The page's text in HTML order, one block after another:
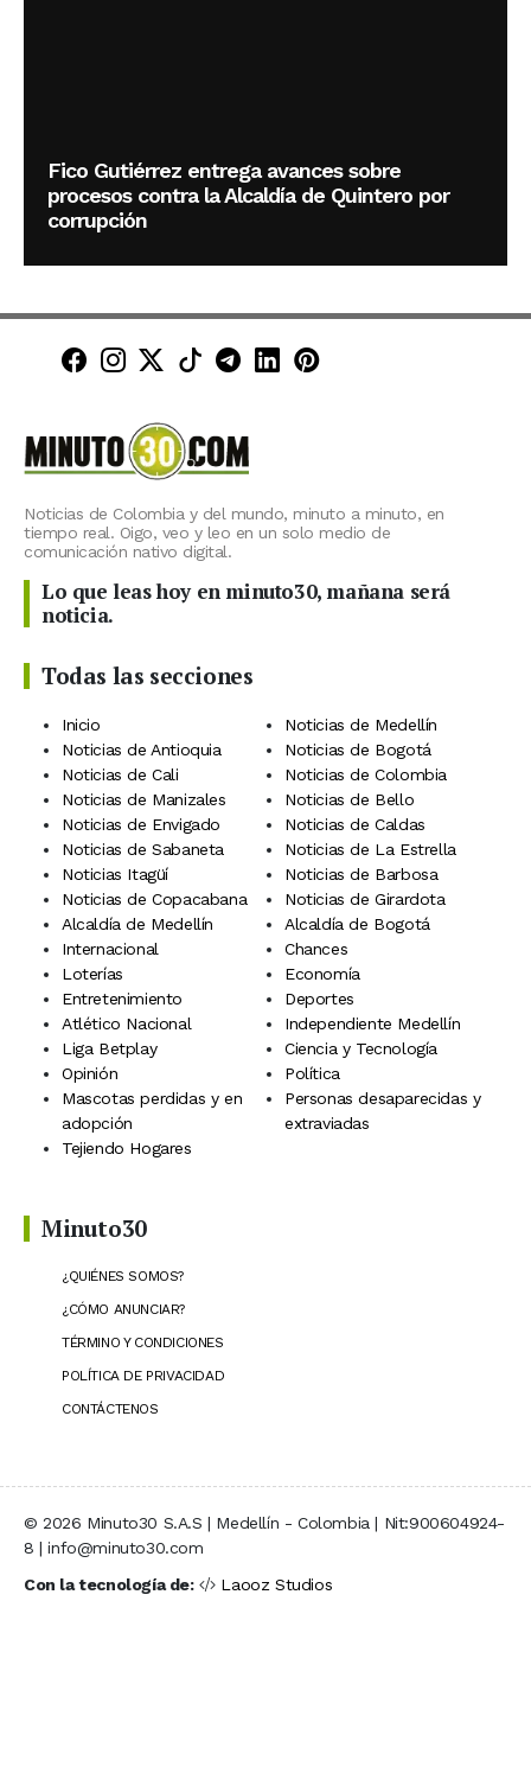
Fico Gutiérrez entrega avances sobre
procesos contra la Alcaldía de Quintero por
corrupción
Minuto30 en Facebook
Minuto30 en Instagram
Minuto30 en X (Twitter)
Minuto30 en TikTok
Canal de Minuto30 en
Minuto30 en LinkedIn
Minuto30 en
Noticias de Colombia y del mundo, minuto a minuto, en
tiempo real. Oigo, veo y leo en un solo medio de
comunicación nativo digital.
Lo que leas hoy en minuto30, mañana será
noticia.
Todas las secciones
Inicio
Noticias de Medellín
Noticias de Antioquia
Noticias de Bogotá
Noticias de Cali
Noticias de Colombia
Noticias de Manizales
Noticias de Bello
Noticias de Envigado
Noticias de Caldas
Noticias de Sabaneta
Noticias de La Estrella
Noticias Itagüí
Noticias de Barbosa
Noticias de Copacabana
Noticias de Girardota
Alcaldía de Medellín
Alcaldía de Bogotá
Internacional
Chances
Loterías
Economía
Entretenimiento
Deportes
Atlético Nacional
Independiente Medellín
Liga Betplay
Ciencia y Tecnología
Opinión
Política
Mascotas perdidas y en
adopción
Personas desaparecidas y
extraviadas
Tejiendo Hogares
Minuto30
¿QUIÉNES SOMOS?
¿CÓMO ANUNCIAR?
TÉRMINO Y CONDICIONES
POLÍTICA DE PRIVACIDAD
CONTÁCTENOS
© 2026 Minuto30 S.A.S | Medellín - Colombia | Nit:900604924-
8 | info@minuto30.com
Con la tecnología de:
Laooz Studios